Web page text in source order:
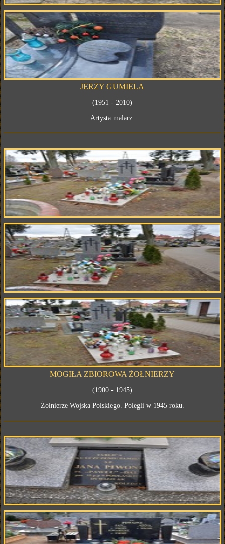
JERZY GUMIELA
(1951 - 2010)
Artysta malarz.
MOGIŁA ZBIOROWA ŻOŁNIERZY
(1900 - 1945)
Żołnierze Wojska Polskiego. Polegli w 1945 roku.